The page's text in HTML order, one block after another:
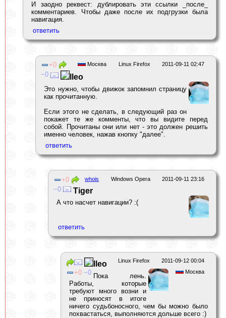
И заодно реквест: дублировать эти ссылки _после_
комментариев. Чтобы даже после их подгрузки была
навигация.
2011-09-11 02:47
Linux Firefox
Москва
0
0
lleo
Это нужно, чтобы движок запомнил страницу
как прочитанную.
Если этого не сделать, в следующий раз он
покажет те же комменты, что вы видите перед
собой. Прочитаны они или нет - это должен решить
именно человек, нажав кнопку "далее".
2011-09-11 23:16
Windows Opera
whois
0
0
Tiger
А что насчет навигации? :(
2011-09-12 00:04
Linux Firefox
Москва
0 0
lleo
Пока лень.
Работы, которые
требуют много возни и
не приносят в итоге
ничего судьбоносного, чем бы можно было
похвастаться, выполняются дольше всего :)